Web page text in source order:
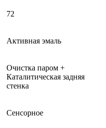
72
Активная эмаль
Очистка паром +
Каталитическая задняя
стенка
Сенсорное